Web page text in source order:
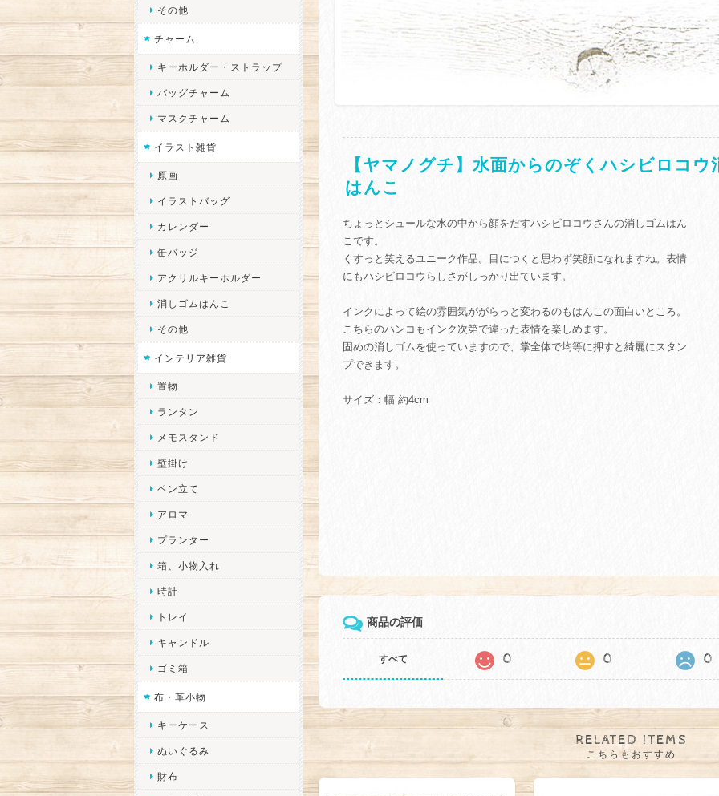
【ヤマノグチ】水面からのぞくハシビロコ
はんこ
ちょっとシュールな水の中から顔をだすハシビロコウさんの消しゴムはん
こです。
くすっと笑えるユニーク作品。目につくと思わず笑顔になれますね。表情
にもハシビロコウらしさがしっかり出ています。
インクによって絵の雰囲気ががらっと変わるのもはんこの面白いところ。
こちらのハンコもインク次第で違った表情を楽しめます。
固めの消しゴムを使っていますので、掌全体で均等に押すと綺麗にスタン
プできます。
サイズ：幅 約4cm
商品の評価
すべて 0 0 0
RELATED ITEMS
こちらもおすすめ
その他
チャーム
キーホルダー・ストラップ
バッグチャーム
マスクチャーム
イラスト雑貨
原画
イラストバッグ
カレンダー
缶バッジ
アクリルキーホルダー
消しゴムはんこ
その他
インテリア雑貨
置物
ランタン
メモスタンド
壁掛け
ペン立て
アロマ
プランター
箱、小物入れ
時計
トレイ
キャンドル
ゴミ箱
布・革小物
キーケース
ぬいぐるみ
財布